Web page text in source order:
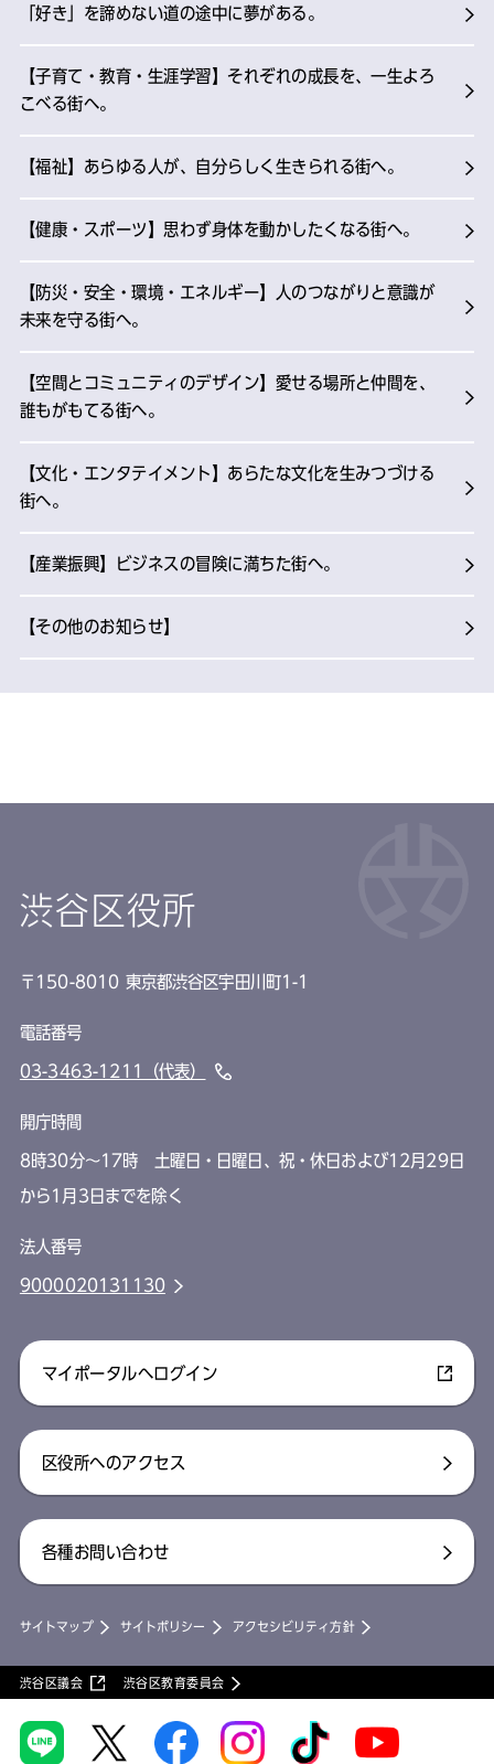
「好き」を諦めない道の途中に夢がある。
【子育て・教育・生涯学習】それぞれの成長を、一生よろ
こべる街へ。
【福祉】あらゆる人が、自分らしく生きられる街へ。
【健康・スポーツ】思わず身体を動かしたくなる街へ。
【防災・安全・環境・エネルギー】人のつながりと意識が
未来を守る街へ。
【空間とコミュニティのデザイン】愛せる場所と仲間を、
誰もがもてる街へ。
【文化・エンタテイメント】あらたな文化を生みつづける
街へ。
【産業振興】ビジネスの冒険に満ちた街へ。
【その他のお知らせ】
渋谷区役所
〒150-8010 東京都渋谷区宇田川町1-1
電話番号
03-3463-1211（代表）
開庁時間
8時30分～17時 土曜日・日曜日、祝・休日および12月29日
から1月3日までを除く
法人番号
9000020131130
マイポータルへログイン
区役所へのアクセス
各種お問い合わせ
サイトマップ サイトポリシー アクセシビリティ方針
渋谷区議会 渋谷区教育委員会